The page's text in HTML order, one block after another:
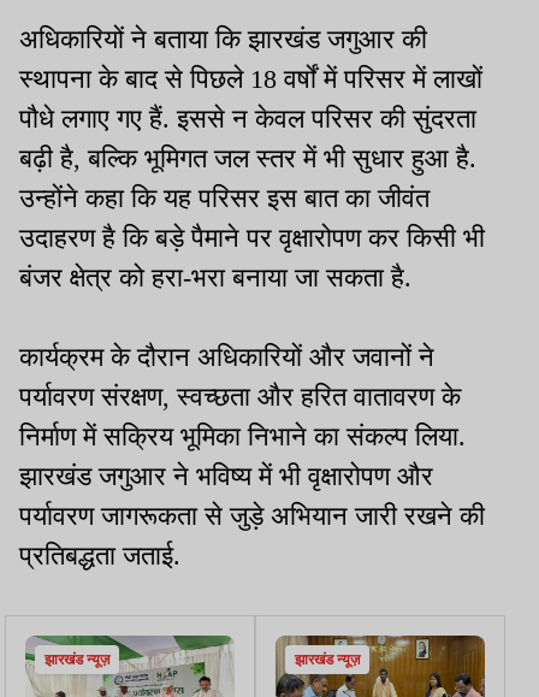
अधिकारियों ने बताया कि झारखंड जगुआर की
स्थापना के बाद से पिछले 18 वर्षों में परिसर में लाखों
पौधे लगाए गए हैं. इससे न केवल परिसर की सुंदरता
बढ़ी है, बल्कि भूमिगत जल स्तर में भी सुधार हुआ है.
उन्होंने कहा कि यह परिसर इस बात का जीवंत
उदाहरण है कि बड़े पैमाने पर वृक्षारोपण कर किसी भी
बंजर क्षेत्र को हरा-भरा बनाया जा सकता है.
कार्यक्रम के दौरान अधिकारियों और जवानों ने
पर्यावरण संरक्षण, स्वच्छता और हरित वातावरण के
निर्माण में सक्रिय भूमिका निभाने का संकल्प लिया.
झारखंड जगुआर ने भविष्य में भी वृक्षारोपण और
पर्यावरण जागरूकता से जुड़े अभियान जारी रखने की
प्रतिबद्धता जताई.
झारखंड न्यूज़ झारखंड न्यूज़